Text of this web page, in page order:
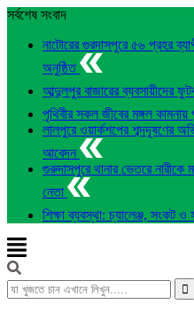
সর্বশেষ সংবাদ
নাটোরের গুরদাসপুরে ৫৬ প্রহর
অনুষ্ঠিত
আব্দুলপুর বাজারের ব্যবসায়ীদের
পৃথিবীর সকল জীবের মঙ্গল কামনায়
লালপুরে ওয়ার্কশপের শব্দদূষণের
আবেদন
গুরুদাসপুরে থানার ভেতরে
নেতা
শিক্ষা ব্যবস্থা: চ্যালেঞ্জ, সংকট ও